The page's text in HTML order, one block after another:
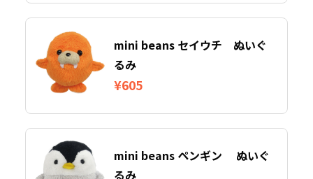
mini beans セイウチ ぬいぐ
るみ
¥605
mini beans ペンギン ぬいぐ
るみ